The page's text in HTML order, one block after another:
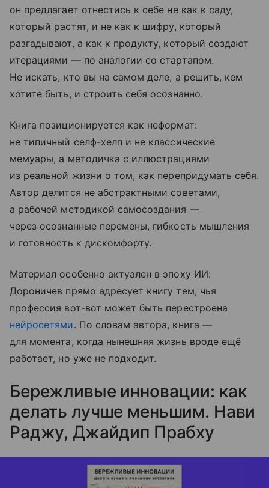
он предлагает отнестись к себе не как к саду,
который растят, и не как к шифру, который
разгадывают, а как к продукту, который создают
итерациями — по аналогии со стартапом.
Не искать, кто вы на самом деле, а решить, кем
хотите быть, и строить себя осознанно.
Книга позиционируется как неформат:
не типичный селф-хелп и не классические
мемуары, а методичка с иллюстрациями
из реальной жизни о том, как перепридумать себя.
Автор делится не абстрактными советами,
а рабочей методикой самосоздания —
через осознанные перемены, гибкость мышления
и готовность к дискомфорту.
Материал особенно актуален в эпоху ИИ:
Дороничев прямо адресует книгу тем, чья
профессия вот-вот может быть перестроена
нейросетями. По словам автора, книга —
для момента, когда нынешняя жизнь вроде ещё
работает, но уже не подходит.
Бережливые инновации: как
делать лучше меньшим. Нави
Раджу, Джайдип Прабху